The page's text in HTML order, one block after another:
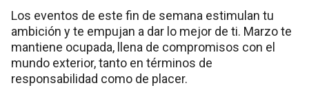
Los eventos de este fin de semana estimulan tu
ambición y te empujan a dar lo mejor de ti. Marzo te
mantiene ocupada, llena de compromisos con el
mundo exterior, tanto en términos de
responsabilidad como de placer.